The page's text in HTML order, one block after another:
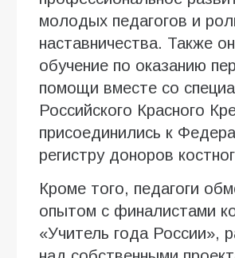
молодых педагогов и
наставничества. Также
обучение по оказанию
помощи вместе со
Российского Красного
присоединились к
регистру доноров
Кроме того, педагоги
опытом с финалистами
«Учитель года России»,